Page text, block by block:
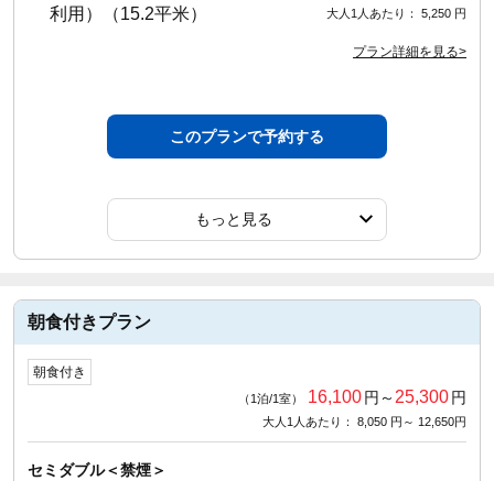
大人1人あたり： 5,250 円
プラン詳細を見る>
このプランで予約する
もっと見る
朝食付きプラン
朝食付き
（1泊/1室） 16,100円～ 25,300円
大人1人あたり： 8,050 円～ 12,650円
セミダブル＜禁煙＞